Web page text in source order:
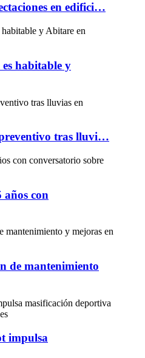
en edifici…
habitable y
tras lluvi…
con
de mantenimiento
impulsa